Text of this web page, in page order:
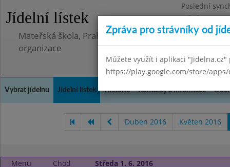
Jídelní lístek
Poslední
Středa
Mateřská škola, Praha 5 - Barrandov, Lohniského
organizace
Vybrat jídelnu Jídelní lístek Historie Kontakty a informace
Duben 2016 Květen 2016
Menu Chod
Středa 1. 6. 2016
Zpráva pro strávníky od
Můžete využít i aplikaci
https://play.google.com/store/